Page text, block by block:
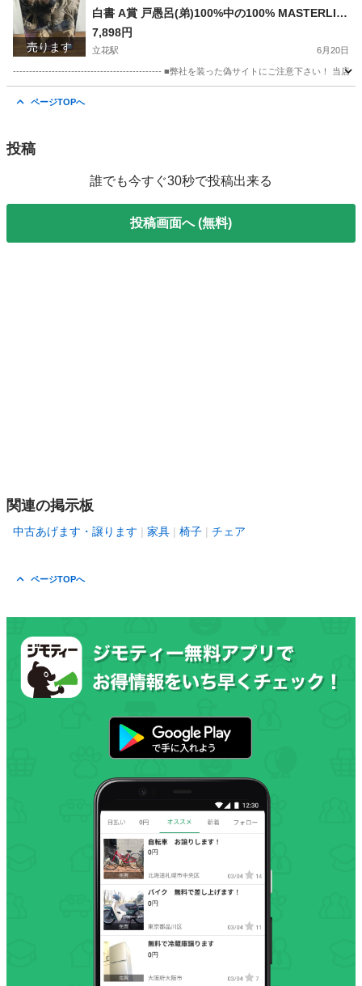
売ります
白書 A賞 戸愚呂(弟)100%中の100% MASTERLIS
E【ジモティー割引対象商品】
7,898円
立花駅 6月20日
---------------------------------------------- ■弊社を装った偽サイトにご注意下さい！ 当店の
ページTOPへ
投稿
誰でも今すぐ30秒で投稿出来る
投稿画面へ (無料)
関連の掲示板
中古あげます・譲ります 家具 椅子 チェア
ページTOPへ